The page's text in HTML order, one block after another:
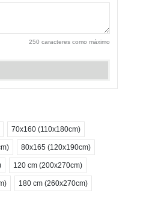
250 caracteres como máximo
70x160 (110x180cm)
80x165 (120x190cm)
120 cm (200x270cm)
180 cm (260x270cm)